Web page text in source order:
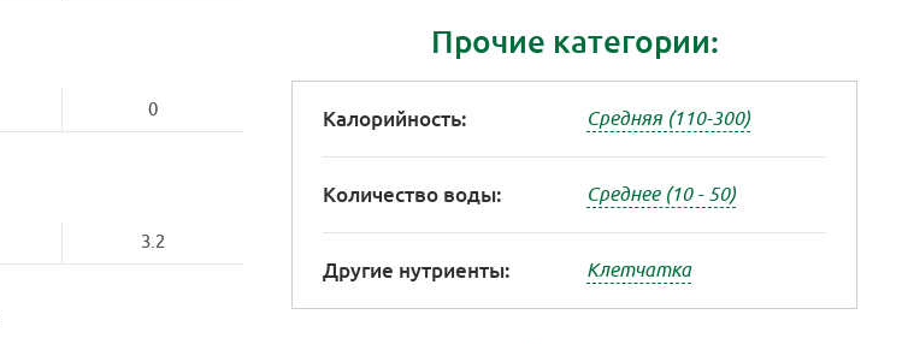
0
3.2
Прочие категории:
Калорийность: Средняя (110-300)
Количество воды: Среднее (10 - 50)
Другие нутриенты: Клетчатка